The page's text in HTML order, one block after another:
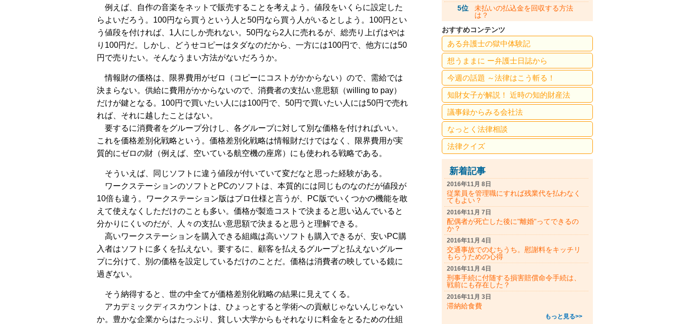
例えば、自作の音楽をネットで販売することを考えよう。値段をいくらに設定した
らよいだろう。100円なら買うという人と50円なら買う人がいるとしよう。100円とい
う値段を付ければ、1人にしか売れない。50円なら2人に売れるが、総売り上げはやは
り100円だ。しかし、どうせコピーはタダなのだから、一方には100円で、他方には50
円で売りたい。そんなうまい方法がないだろうか。
情報財の価格は、限界費用がゼロ（コピーにコストがかからない）ので、需給では
決まらない。供給に費用がかからないので、消費者の支払い意思額（willing to pay）
だけが鍵となる。100円で買いたい人には100円で、50円で買いたい人には50円で売れ
れば、それに越したことはない。
要するに消費者をグループ分けし、各グループに対して別な価格を付ければいい。
これを価格差別化戦略という。価格差別化戦略は情報財だけではなく、限界費用が実
質的にゼロの財（例えば、空いている航空機の座席）にも使われる戦略である。
そういえば、同じソフトに違う値段が付いていて変だなと思った経験がある。
ワークステーションのソフトとPCのソフトは、本質的には同じものなのだが値段が
10倍も違う。ワークステーション版はプロ仕様と言うが、PC版でいくつかの機能を敢
えて使えなくしただけのことも多い。価格が製造コストで決まると思い込んでいると
分かりにくいのだが、人々の支払い意思額で決まると思うと理解できる。
高いワークステーションを購入できる組織は高いソフトも購入できるが、安いPC購
入者はソフトに多くを払えない。要するに、顧客を払えるグループと払えないグルー
プに分けて、別の価格を設定しているだけのことだ。価格は消費者の映している鏡に
過ぎない。
そう納得すると、世の中全てが価格差別化戦略の結果に見えてくる。
アカデミックディスカウントは、ひょっとすると学術への貢献じゃないんじゃない
か。豊かな企業からはたっぷり、貧しい大学からもそれなりに料金をとるための仕組
5位
未払いの払込金を回収する方法
は？
おすすめコンテンツ
ある弁護士の獄中体験記
想うままに ー弁護士日誌から
今週の話題 ～法律はこう斬る！
知財女子が解説！ 近時の知的財産法
議事録からみる会社法
なっとく法律相談
法律クイズ
新着記事
2016年11月 8日
従業員を管理職にすれば残業代を払わなく
てもよい？
2016年11月 7日
配偶者が死亡した後に"離婚"ってできるの
か？
2016年11月 4日
交通事故でのむちうち。慰謝料をキッチリ
もらうための心得
2016年11月 4日
刑事手続に付随する損害賠償命令手続は、
戦前にも存在した？
2016年11月 3日
滞納給食費
もっと見る>>